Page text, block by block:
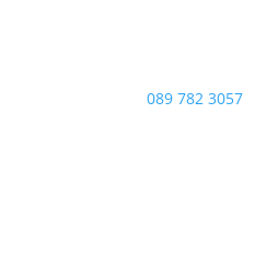
089 782 3057